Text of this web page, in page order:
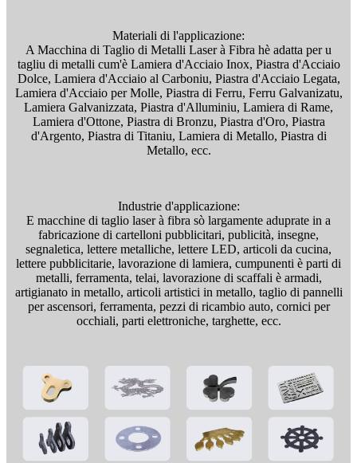
Materiali di l'applicazione:
A Macchina di Taglio di Metalli Laser à Fibra hè adatta per u
tagliu di metalli cum'è Lamiera d'Acciaio Inox, Piastra d'Acciaio
Dolce, Lamiera d'Acciaio al Carboniu, Piastra d'Acciaio Legata,
Lamiera d'Acciaio per Molle, Piastra di Ferru, Ferru Galvanizatu,
Lamiera Galvanizzata, Piastra d'Alluminiu, Lamiera di Rame,
Lamiera d'Ottone, Piastra di Bronzu, Piastra d'Oro, Piastra
d'Argento, Piastra di Titaniu, Lamiera di Metallo, Piastra di
Metallo, ecc.
Industrie d'applicazione:
E macchine di taglio laser à fibra sò largamente aduprate in a
fabricazione di cartelloni pubblicitari, publicità, insegne,
segnaletica, lettere metalliche, lettere LED, articoli da cucina,
lettere pubblicitarie, lavorazione di lamiera, cumpunenti è parti di
metalli, ferramenta, telai, lavorazione di scaffali è armadi,
artigianato in metallo, articoli artistici in metallo, taglio di pannelli
per ascensori, ferramenta, pezzi di ricambio auto, cornici per
occhiali, parti elettroniche, targhette, ecc.